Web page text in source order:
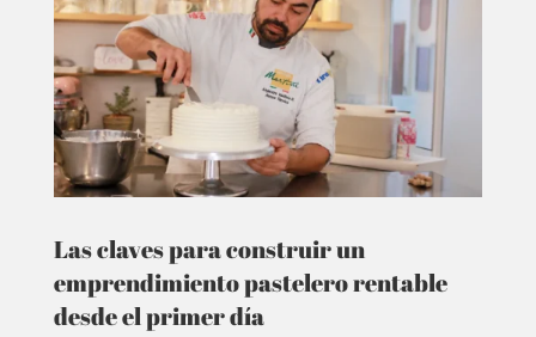
Las claves para construir un
emprendimiento pastelero rentable
desde el primer día